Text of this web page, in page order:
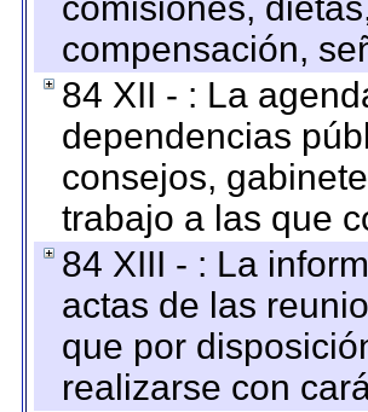
compensación,
84 XII - : La
dependencias
consejos,
trabajo a las que
84 XIII - : La
actas de las
que por
realizarse con